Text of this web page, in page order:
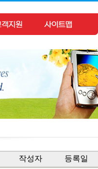
작성자 등록일